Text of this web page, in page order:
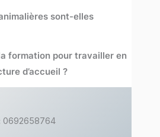
sont-elles
formation pour travailler en
d’accueil ?
0692658764